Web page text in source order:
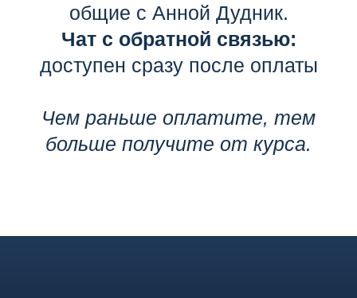
общие с Анной Дудник.
Чат с обратной связью:
доступен сразу после оплаты
Чем раньше оплатите, тем
больше получите от курса.